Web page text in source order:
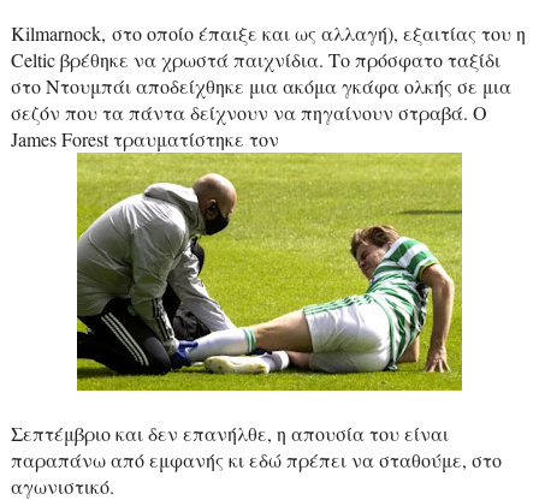
Kilmarnock, στο οποίο έπαιξε και ως αλλαγή), εξαιτίας του η
Celticβρέθηκε να χρωστά παιχνίδια. Το πρόσφατο ταξίδι
στο Ντουμπάι αποδείχθηκε μια ακόμα γκάφα ολκής σε μια
σεζόν που τα πάντα δείχνουν να πηγαίνουν στραβά. O
JamesForestτραυματίστηκε τον
Σεπτέμβριο και δεν επανήλθε, η απουσία του είναι
παραπάνω από εμφανής κι εδώ πρέπει να σταθούμε, στο
αγωνιστικό.